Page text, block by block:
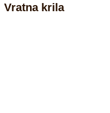
Vratna krila